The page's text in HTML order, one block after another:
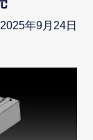
2025年9月24日